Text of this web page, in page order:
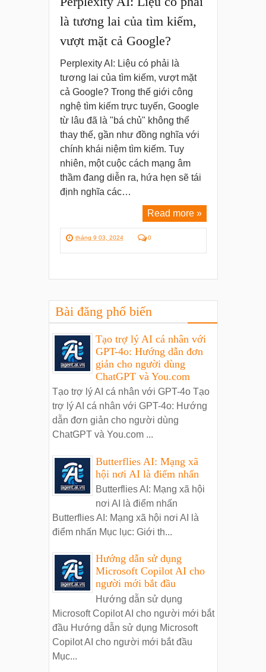
là tương lai của tìm kiếm,
vượt mặt cả Google?
Perplexity AI: Liệu có phải là
tương lai của tìm kiếm, vượt mặt
cả Google? Trong thế giới công
nghệ tìm kiếm trực tuyến, Google
từ lâu đã là "bá chủ" không thể
thay thế, gần như đồng nghĩa với
chính khái niệm tìm kiếm. Tuy
nhiên, một cuộc cách mạng âm
thầm đang diễn ra, hứa hẹn sẽ tái
định nghĩa các…
Read more »
tháng 9 03, 2024 0
Bài đăng phổ biến
Tạo trợ lý AI cá nhân với
GPT-4o: Hướng dẫn đơn
giản cho người dùng
ChatGPT và You.com
Tạo trợ lý AI cá nhân với GPT-4o Tạo
trợ lý AI cá nhân với GPT-4o: Hướng
dẫn đơn giản cho người dùng
ChatGPT và You.com ...
Butterflies AI: Mạng xã
hội nơi AI là điểm nhấn
Butterflies AI: Mạng xã hội
nơi AI là điểm nhấn
Butterflies AI: Mạng xã hội nơi AI là
điểm nhấn Mục lục: Giới th...
Hướng dẫn sử dụng
Microsoft Copilot AI cho
người mới bắt đầu
Hướng dẫn sử dụng
Microsoft Copilot AI cho người mới bắt
đầu Hướng dẫn sử dụng Microsoft
Copilot AI cho người mới bắt đầu
Mục...